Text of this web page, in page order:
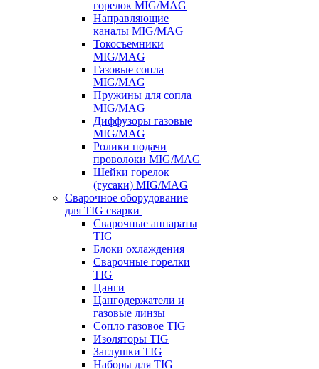
горелок MIG/MAG
Направляющие
каналы MIG/MAG
Токосъемники
MIG/MAG
Газовые сопла
MIG/MAG
Пружины для сопла
MIG/MAG
Диффузоры газовые
MIG/MAG
Ролики подачи
проволоки MIG/MAG
Шейки горелок
(гусаки) MIG/MAG
Сварочное оборудование
для TIG сварки
Сварочные аппараты
TIG
Блоки охлаждения
Сварочные горелки
TIG
Цанги
Цангодержатели и
газовые линзы
Сопло газовое TIG
Изоляторы TIG
Заглушки TIG
Наборы для TIG